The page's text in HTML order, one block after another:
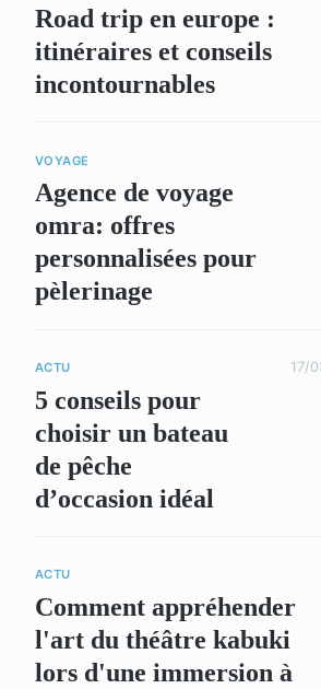
Road trip en europe :
itinéraires et conseils
incontournables
VOYAGE
Agence de voyage
omra: offres
personnalisées pour
pèlerinage
ACTU
5 conseils pour
choisir un bateau
de pêche
d’occasion idéal
17/
ACTU
Comment appréhender
l'art du théâtre kabuki
lors d'une immersion à